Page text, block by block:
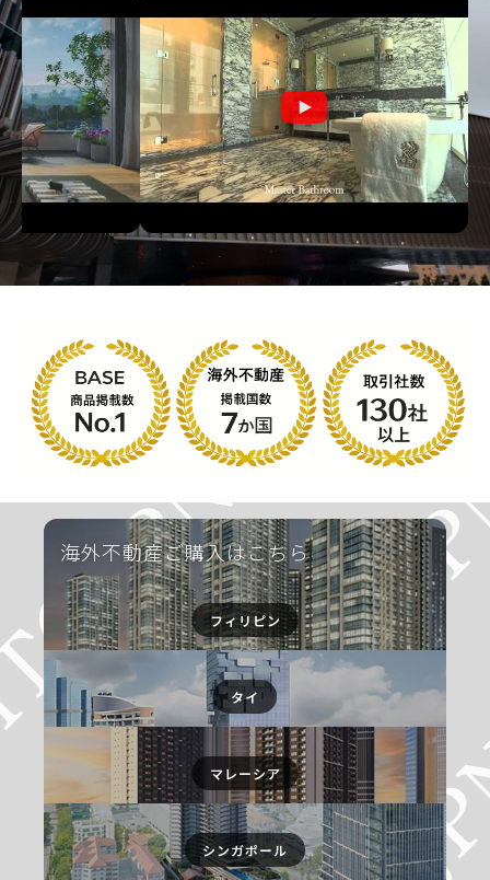
海外不動産ご購入はこちら
フィリピン
タイ
マレーシア
シンガポール